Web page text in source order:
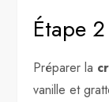
Étape
Préparer la
vanille et